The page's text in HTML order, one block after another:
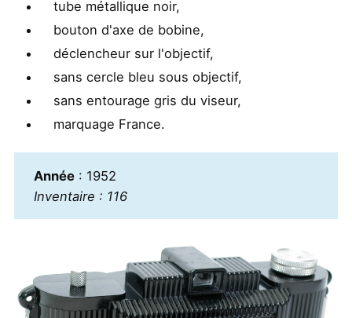
tube métallique noir,
bouton d'axe de bobine,
déclencheur sur l'objectif,
sans cercle bleu sous objectif,
sans entourage gris du viseur,
marquage France.
Année: 1952
Inventaire : 116